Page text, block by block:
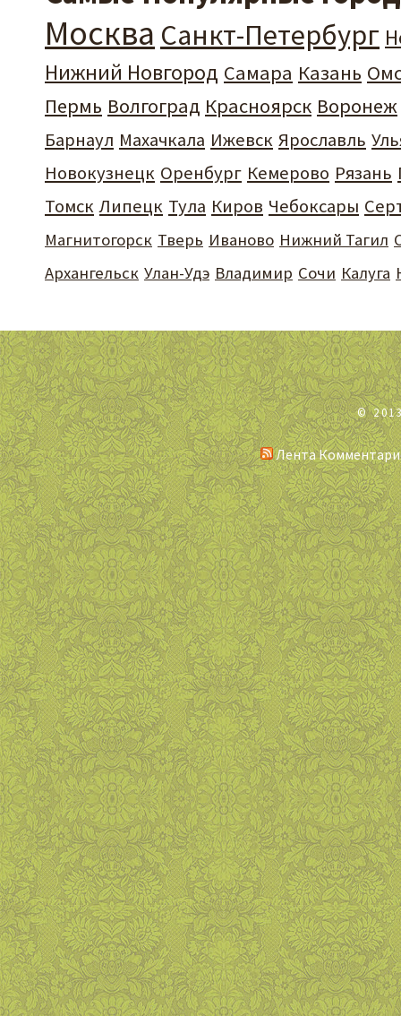
Москва Санкт-Петербург
Нижний Новгород Самара Казань
Пермь Волгоград Красноярск Воронеж
Барнаул Махачкала Ижевск Ярославль
Новокузнецк Оренбург Кемерово Рязань
Томск Липецк Тула Киров Чебоксары
Магнитогорск Тверь Иваново Нижний Тагил
Архангельск Улан-Удэ Владимир Сочи Калуга
©
Лента